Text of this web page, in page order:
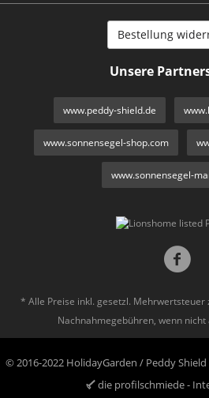
Bestellung
Unsere
www.peddy-shield.de
www.sonnensegel-shop.com
www.sonnensegel-
* Alle Preise inkl. gesetzl. Mehrwertsteuer
Nachnahmegebühren, wenn
© 2016-2022 HolidayGarden / Peddy
die profilschmiede -